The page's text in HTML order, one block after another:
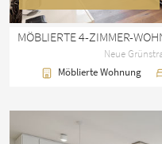
Neue
Möblierte Wohnung